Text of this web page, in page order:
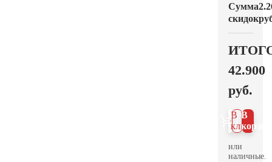
Сумма
скидок
42.900
руб.
В
В 1
клик
или
наличные.